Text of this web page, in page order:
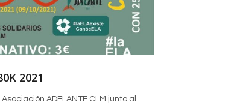
2021
ADELANTE CLM junto al